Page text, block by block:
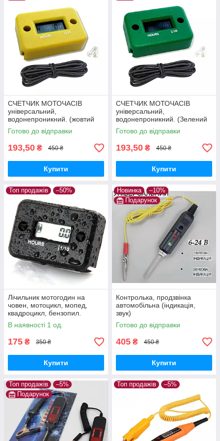
СЧЕТЧИК МОТОЧАСІВ
універсальний,
водонепроникний. (жовтий
корпус)
Готово до відправки
193,50 ₴ 450 ₴
Купити
СЧЕТЧИК МОТОЧАСІВ
універсальний,
водонепроникний. (Зелений
корпус)
Готово до відправки
193,50 ₴ 450 ₴
Купити
Топ продажів –50%
Лічильник мотогодин на
човен, мотоцикл, мопед,
квадроцикл, бензопил.
Індуктивний.
Водонепроникний
В наявності 1 од.
175 ₴ 350 ₴
Купити
Новинка
–10%
Подарунок
Контролька, продзвінка
автомобільна (індикація,
звук)
Готово до відправки
405 ₴ 450 ₴
Купити
Топ продажів
–5%
Подарунок
Топ продажів –5%